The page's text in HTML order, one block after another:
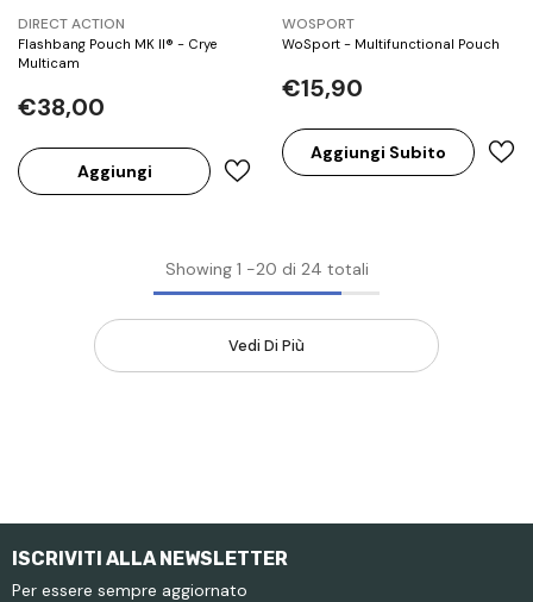
BRAND:
DIRECT ACTION
Flashbang Pouch MK II® - Crye
Multicam
€38,00
Aggiungi
BRAND:
WOSPORT
WoSport - Multifunctional Pouch
€15,90
Aggiungi Subito
Showing 1 -20 di 24 totali
Vedi Di Più
ISCRIVITI ALLA NEWSLETTER
Per essere sempre aggiornato